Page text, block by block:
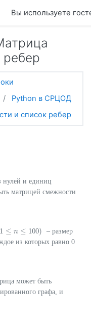
Вы используете
Python в СРЦОД
и список ребер
нулей и единиц
матрицей смежности
1 ≤ n ≤ 100)
1≤n≤100)
– размер
из которых равно 0
может быть
графа, и